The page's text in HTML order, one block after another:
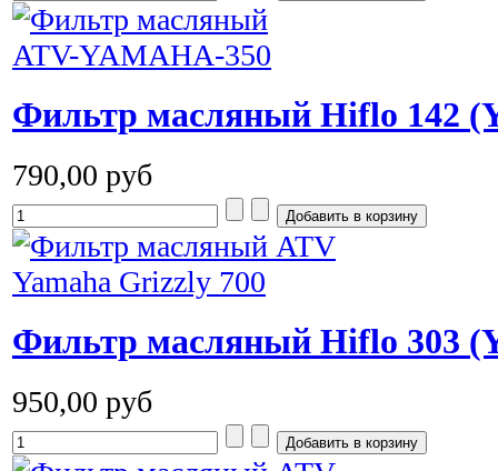
Фильтр масляный Hiflo 142
790,00 руб
Фильтр масляный Hiflo 303
950,00 руб